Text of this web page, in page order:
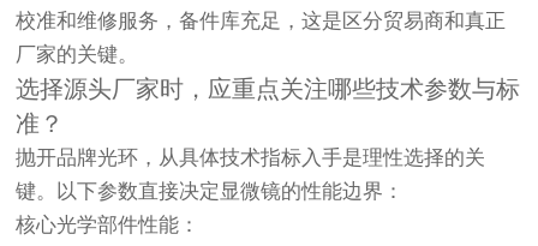
校准和维修服务，备件库充足，这是区分贸易商和真正
厂家的关键。
选择源头厂家时，应重点关注哪些技术参数与标
准？
抛开品牌光环，从具体技术指标入手是理性选择的关
键。以下参数直接决定显微镜的性能边界：
核心光学部件性能 ：